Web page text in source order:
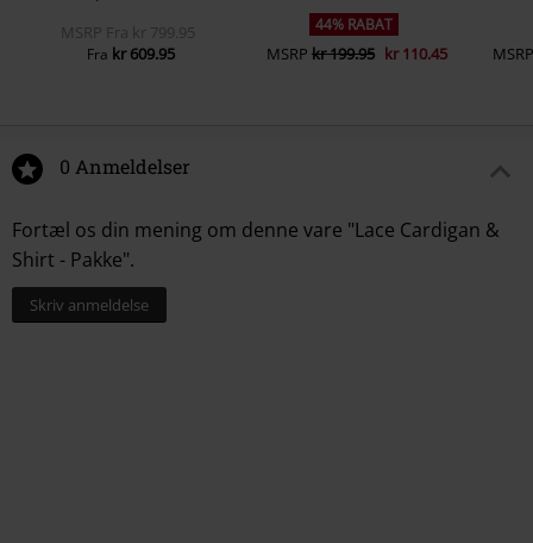
MSRP Fra kr 799.95
Fra kr 609.95
44% RABAT
MSRP kr 199.95 kr 110.45 MSRP
0 Anmeldelser
Fortæl os din mening om denne vare "Lace Cardigan &
Shirt - Pakke".
Skriv anmeldelse